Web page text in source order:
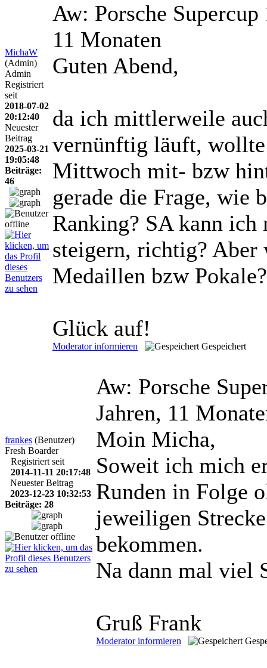
MichaW
(Admin)
Admin
Registriert
seit
2018-07-02
20:12:40
Neuester
Beitrag
2025-03-21
19:05:48
Beiträge:
46
Aw: Porsche
11 Monaten
Guten Abend,
da ich mittlerweile
vernünftig läuft, wollte
Mittwoch mit- bzw
gerade die Frage, wie
Ranking? SA kann
steigern, richtig? Aber
Medaillen bzw Pokale?
Glück auf!
Moderator informieren Gespeichert
frankes (Benutzer)
Fresh Boarder
Registriert seit
2014-11-11 20:17:48
Neuester Beitrag
2023-12-23 10:32:53
Beiträge: 28
Aw: Porsche
Jahren, 11
Moin Micha,
Soweit ich mich
Runden in Folge
jeweiligen
bekommen.
Na dann mal viel
Gruß Frank
Moderator informieren